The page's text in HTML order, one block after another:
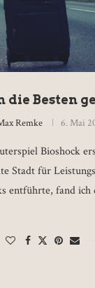
die Besten
Remke 6. Mai
Bioshock
Stadt für
entführte, fand ich